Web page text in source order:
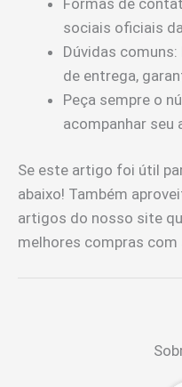
sociais oficiais
Dúvidas
de entrega,
Peça sempre o
acompanhar seu
Se este artigo foi útil
abaixo! Também
artigos do nosso site
melhores compras com